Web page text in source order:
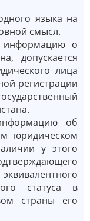
языка на
смысл.
информацию о
допускается
лица
регистрации
об
юридическом
у этого
статуса в
страны его